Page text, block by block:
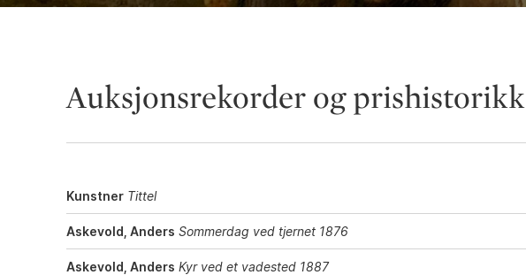
Auksjonsrekorder og prishistorikk
Kunstner Tittel
Askevold, Anders Sommerdag ved tjernet 1876
Askevold, Anders Kyr ved et vadested 1887